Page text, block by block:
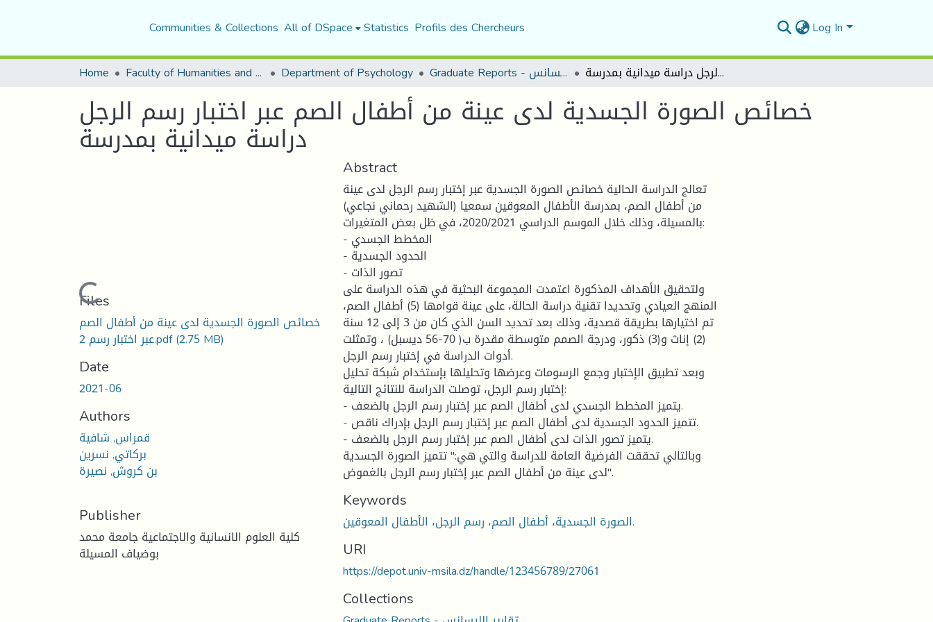
Communities & Collections All of DSpace Statistics Profils des Chercheurs Log In
Home Faculty of Humanities and Social Sciences Department of Psychology Graduate Reports - تقارير الليسانس خصائص الصورة الجسدية لدى عينة من أطفال الصم عبر اختبار رسم الرجل دراسة ميدانية بمدرسة
خصائص الصورة الجسدية لدى عينة من أطفال الصم عبر اختبار رسم الرجل
دراسة ميدانية بمدرسة
Loading...
Files
خصائص الصورة الجسدية لدى عينة من أطفال الصم
عبر اختبار رسم 2.pdf(2.75 MB)
Date
2021-06
Authors
قمراس, شافية
بركاتي, نسرين
بن كروش, نصيرة
Publisher
كلية العلوم الانسانية والاجتماعية جامعة محمد
بوضياف المسيلة
Abstract
تعالج الدراسة الحالية خصائص الصورة الجسدية عبر إختبار رسم الرجل لدى عينة
من أطفال الصم، بمدرسة الأطفال المعوقين سمعيا (الشهيد رحماني نجاعي)
بالمسيلة، وذلك خلال الموسم الدراسي 2020/2021، في ظل بعض المتغيرات:
- المخطط الجسدي
- الحدود الجسدية
- تصور الذات
ولتحقيق الأهداف المذكورة اعتمدت المجموعة البحثية في هذه الدراسة على
المنهج العيادي وتحديدا تقنية دراسة الحالة، على عينة قوامها (5) أطفال الصم،
تم اختيارها بطريقة قصدية، وذلك بعد تحديد السن الذي كان من 3 إلى 12 سنة
(2) إناث و(3) ذكور، ودرجة الصمم متوسطة مقدرة ب( 70-56 ديسبل) ، وتمثلت
أدوات الدراسة في إختبار رسم الرجل.
وبعد تطبيق الإختبار وجمع الرسومات وعرضها وتحليلها بإستخدام شبكة تحليل
إختبار رسم الرجل، توصلت الدراسة للنتائج التالية:
- يتميز المخطط الجسدي لدى أطفال الصم عبر إختبار رسم الرجل بالضعف.
- تتميز الحدود الجسدية لدى أطفال الصم عبر إختبار رسم الرجل بإدراك ناقص.
- يتميز تصور الذات لدى أطفال الصم عبر إختبار رسم الرجل بالضعف.
وبالتالي تحققت الفرضية العامة للدراسة والتي هي:" تتميز الصورة الجسدية
لدى عينة من أطفال الصم عبر إختبار رسم الرجل بالغموض".
Keywords
الصورة الجسدية، أطفال الصم، رسم الرجل، الأطفال المعوقين.
URI
https://depot.univ-msila.dz/handle/123456789/27061
Collections